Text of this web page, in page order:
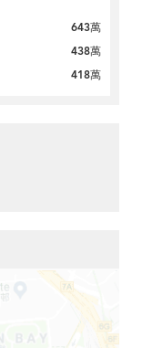
643萬
438萬
418萬